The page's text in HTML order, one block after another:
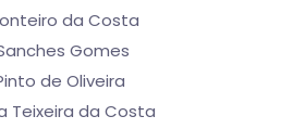
da Costa
Gomes
de Oliveira
Teixeira da Costa